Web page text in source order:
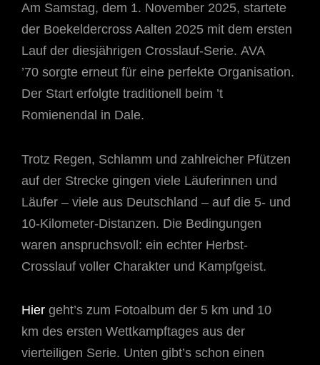
Am Samstag, dem 1. November 2025, startete
der Boekeldercross Aalten 2025 mit dem ersten
Lauf der diesjährigen Crosslauf-Serie. AVA
’70 sorgte erneut für eine perfekte Organisation.
Der Start erfolgte traditionell beim ’t
Romienendal in Dale.
Trotz Regen, Schlamm und zahlreicher Pfützen
auf der Strecke gingen viele Läuferinnen und
Läufer – viele aus Deutschland – auf die 5- und
10-Kilometer-Distanzen. Die Bedingungen
waren anspruchsvoll: ein echter Herbst-
Crosslauf voller Charakter und Kampfgeist.
Hier geht’s zum Fotoalbum der 5 km und 10
km des ersten Wettkampftages aus der
vierteiligen Serie. Unten gibt’s schon einen